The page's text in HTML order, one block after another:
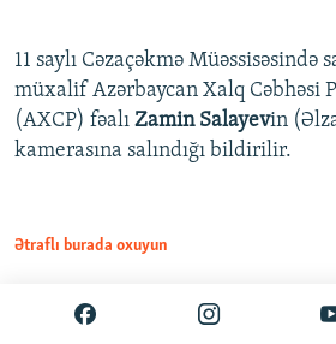
11 saylı Cəzaçəkmə Müəssisəsində
müxalif Azərbaycan Xalq Cəbhəsi
(AXCP) fəalı Zamin Salayevin
kamerasına salındığı bildirilir.
Ətraflı burada oxuyun